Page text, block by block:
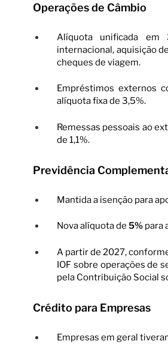
Operações de Câmbio
Alíquota unificada em
internacional, aquisição
cheques de viagem.
Empréstimos externos
alíquota fixa de 3,5%.
Remessas pessoais ao
de 1,1%.
Previdência
Mantida a isenção para
Nova alíquota de 5% para
A partir de 2027,
IOF sobre operações de
pela Contribuição Social
Crédito para Empresas
Empresas em geral